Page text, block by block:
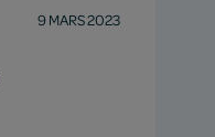
9 MARS 2023